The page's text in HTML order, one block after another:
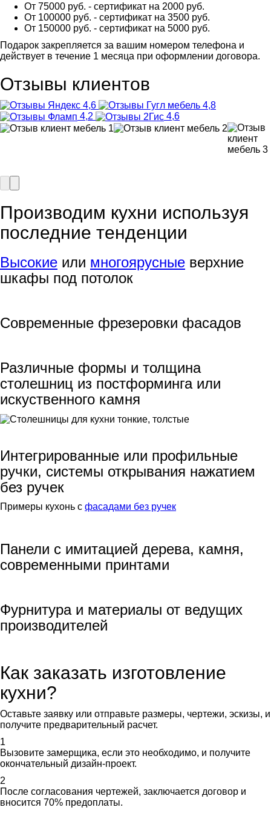
От 75000 руб. - сертификат на 2000 руб.
От 100000 руб. - сертификат на 3500 руб.
От 150000 руб. - сертификат на 5000 руб.
Подарок закрепляется за вашим номером телефона и
действует в течение 1 месяца при оформлении договора.
Отзывы клиентов
4,6
4,8
4,2
4,6
Производим кухни используя
последние тенденции
Высокие или многоярусные верхние
шкафы под потолок
Современные фрезеровки фасадов
Различные формы и толщина
столешниц из постформинга или
искуственного камня
Интегрированные или профильные
ручки, системы открывания нажатием
без ручек
Примеры кухонь с фасадами без ручек
Панели с имитацией дерева, камня,
современными принтами
Фурнитура и материалы от ведущих
производителей
Как заказать изготовление
кухни?
Оставьте заявку или отправьте размеры, чертежи, эскизы, и
получите предварительный расчет.
1
Вызовите замерщика, если это необходимо, и получите
окончательный дизайн-проект.
2
После согласования чертежей, заключается договор и
вносится 70% предоплаты.